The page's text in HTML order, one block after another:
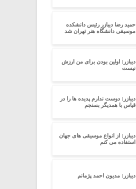
حمید رضا دیبازر رئیس دانشکده
موسیقی دانشگاه هنر تهران شد
دیبازر: اولین بودن برای من ارزش
نیست
دیبازر: دوست ندارم پدیده ها را در
قیاس با همدیگر بسنجم
دیبازر: از انواع موسیقی های جهان
استفاده می کنم
دیبازر: مدیون احمد پژمانم